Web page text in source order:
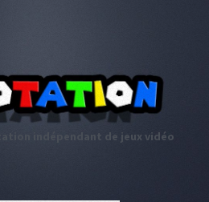
indépendant de jeux vidéo